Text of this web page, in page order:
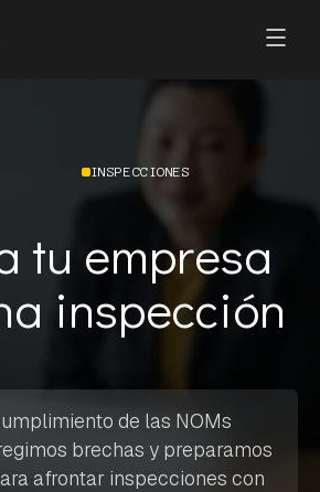
INSPECCIONES
tu empresa
inspección
de las NOMs
brechas y preparamos
afrontar inspecciones con